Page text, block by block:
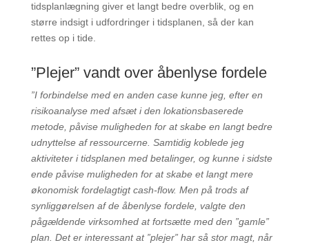
tidsplanlægning giver et langt bedre overblik, og en
større indsigt i udfordringer i tidsplanen, så der kan
rettes op i tide.
”Plejer” vandt over åbenlyse fordele
”I forbindelse med en anden case kunne jeg, efter en
risikoanalyse med afsæt i den lokationsbaserede
metode, påvise muligheden for at skabe en langt bedre
udnyttelse af ressourcerne. Samtidig koblede jeg
aktiviteter i tidsplanen med betalinger, og kunne i sidste
ende påvise muligheden for at skabe et langt mere
økonomisk fordelagtigt cash-flow. Men på trods af
synliggørelsen af de åbenlyse fordele, valgte den
pågældende virksomhed at fortsætte med den ”gamle”
plan. Det er interessant at ”plejer” har så stor magt, når